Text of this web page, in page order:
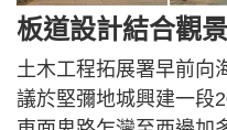
板道設計結合觀
土木工程拓展署早前向
議於堅彌地城興建一段